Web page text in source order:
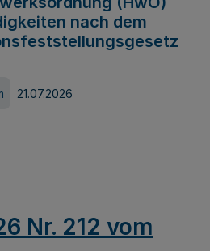
nach dem
21.07.2026
Nr. 212 vom